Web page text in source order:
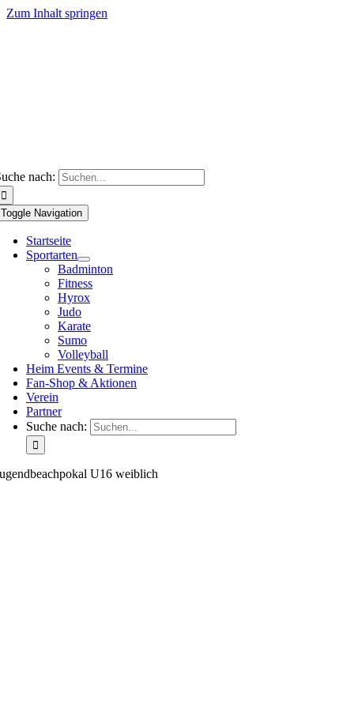
Zum Inhalt springen
nach:
Toggle Navigation
Startseite
Sportarten
Badminton
Fitness
Hyrox
Judo
Karate
Sumo
Volleyball
Heim Events & Termine
Fan-Shop & Aktionen
Verein
Partner
Suche nach:
U16 weiblich